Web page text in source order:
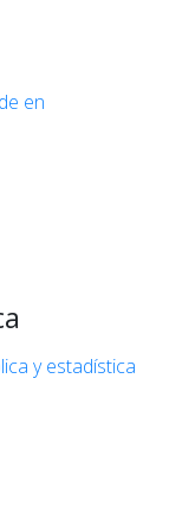
en
y estadística